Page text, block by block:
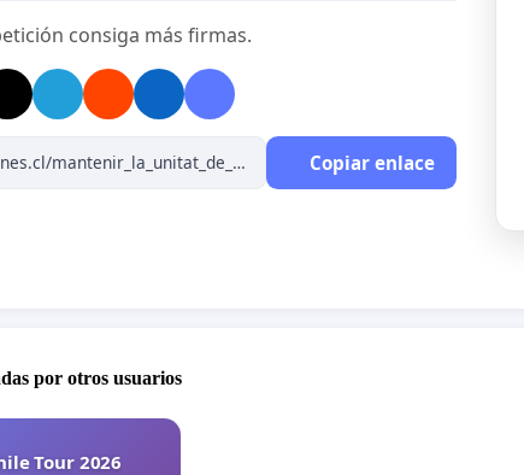
consiga más firmas.
Copiar enlace
por otros usuarios
Tour 2026